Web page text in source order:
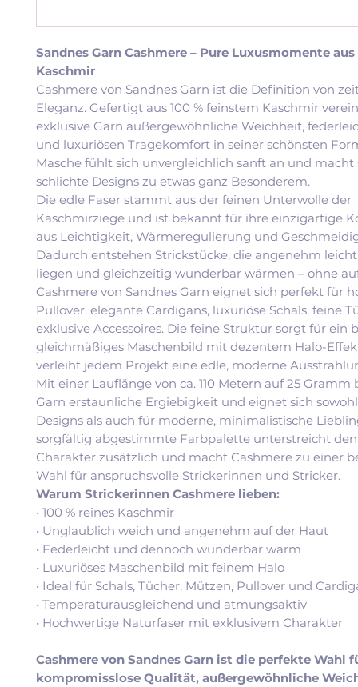
Sandnes Garn Cashmere – Pure Luxusmomente aus
Kaschmir
Cashmere von Sandnes Garn ist die Definition von
Eleganz. Gefertigt aus 100 % feinstem Kaschmir
exklusive Garn außergewöhnliche Weichheit,
und luxuriösen Tragekomfort in seiner schönsten
Masche fühlt sich unvergleichlich sanft an und macht
schlichte Designs zu etwas ganz Besonderem.
Die edle Faser stammt aus der feinen Unterwolle der
Kaschmirziege und ist bekannt für ihre einzigartige
aus Leichtigkeit, Wärmeregulierung und
Dadurch entstehen Strickstücke, die angenehm
liegen und gleichzeitig wunderbar wärmen – ohne
Cashmere von Sandnes Garn eignet sich perfekt für
Pullover, elegante Cardigans, luxuriöse Schals, feine
exklusive Accessoires. Die feine Struktur sorgt für ein
gleichmäßiges Maschenbild mit dezentem Halo-
verleiht jedem Projekt eine edle, moderne
Mit einer Lauflänge von ca. 110 Metern auf 25 Gramm
Garn erstaunliche Ergiebigkeit und eignet sich
Designs als auch für moderne, minimalistische
sorgfältig abgestimmte Farbpalette unterstreicht
Charakter zusätzlich und macht Cashmere zu einer
Wahl für anspruchsvolle Strickerinnen und Stricker.
Warum Strickerinnen Cashmere lieben:
• 100 % reines Kaschmir
• Unglaublich weich und angenehm auf der Haut
• Federleicht und dennoch wunderbar warm
• Luxuriöses Maschenbild mit feinem Halo
• Ideal für Schals, Tücher, Mützen, Pullover und
• Temperaturausgleichend und atmungsaktiv
• Hochwertige Naturfaser mit exklusivem Charakter
Cashmere von Sandnes Garn ist die perfekte Wahl
kompromisslose Qualität, außergewöhnliche